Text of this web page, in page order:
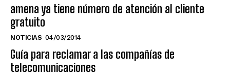
amena ya tiene número de atención al cliente
gratuito
NOTICIAS 04/03/2014
Guía para reclamar a las compañías de
telecomunicaciones